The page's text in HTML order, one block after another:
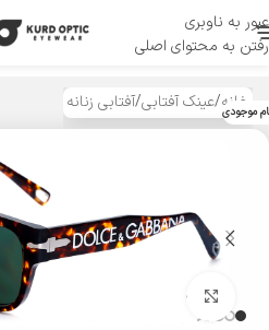
عبور به ناوبری
رفتن به محتوای اصلی
منو
خانه/عینک آفتابی/آفتابی زنانه موجودی
بزرگنمایی تصویر